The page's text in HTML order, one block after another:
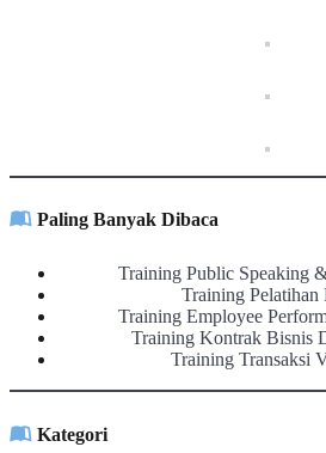
Paling Banyak Dibaca
Training Public Speaking
Training Pelatihan
Training Employee
Training Kontrak Bisnis
Training Transaksi
Kategori